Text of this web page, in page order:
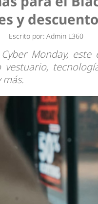
Actualidad
Minería
y
Escrito por:Admin L360
Monday,
vestuario,